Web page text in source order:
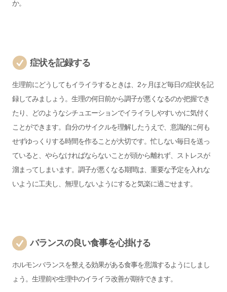
か。
症状を記録する
生理前にどうしてもイライラするときは、2ヶ月ほど毎日の症状を記
録してみましょう。生理の何日前から調子が悪くなるのか把握でき
たり、どのようなシチュエーションでイライラしやすいかに気付く
ことができます。自分のサイクルを理解したうえで、意識的に何も
せずゆっくりする時間を作ることが大切です。忙しない毎日を送っ
ていると、やらなければならないことが頭から離れず、ストレスが
溜まってしまいます。調子が悪くなる期間は、重要な予定を入れな
いように工夫し、無理しないようにすると気楽に過ごせます。
バランスの良い食事を心掛ける
ホルモンバランスを整える効果がある食事を意識するようにしまし
ょう。生理前や生理中のイライラ改善が期待できます。